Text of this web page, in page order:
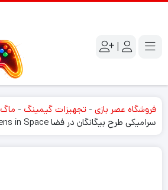
|
فروشگاه عصر بازی - تجهیزات گیمینگ - ماگ
سرامیکی طرح بیگانگان در فضا Aliens in Space